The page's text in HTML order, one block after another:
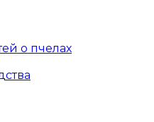
о пчелах